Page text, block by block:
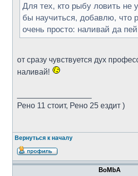
Для тех, кто рыбу ловить не
бы научиться, добавлю, что
очень просто: наливай да
от сразу чувствуется дух
наливай!
Рено 11 стоит, Рено 25 ездит )
Вернуться к началу
BoMbA